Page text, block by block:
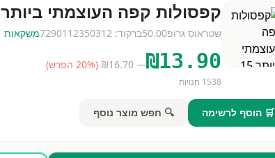
קפסולות קפה העוצמתי ביותר 15
שטראוס גרופ50.00ברקוד: 7290112350312משקאות
₪13.90
— ₪
16.70
(
20% הפרש)
1538 חנויות
🛒 הוסף לרשימה 🔍 חפש מוצר נוסף